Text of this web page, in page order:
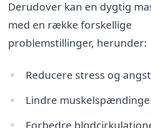
Derudover kan en dygtig
med en række forskellige
problemstillinger, herunder:
Reducere stress og angst
Lindre
Forbedre